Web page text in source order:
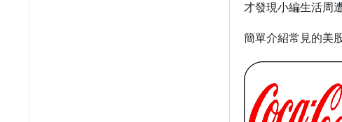
才發現小編生活周
簡單介紹常見的美